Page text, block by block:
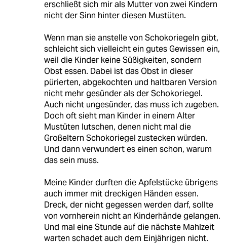
erschließt sich mir als Mutter von zwei Kindern
nicht der Sinn hinter diesen Mustüten.
Wenn man sie anstelle von Schokoriegeln gibt,
schleicht sich vielleicht ein gutes Gewissen ein,
weil die Kinder keine Süßigkeiten, sondern
Obst essen. Dabei ist das Obst in dieser
pürierten, abgekochten und haltbaren Version
nicht mehr gesünder als der Schokoriegel.
Auch nicht ungesünder, das muss ich zugeben.
Doch oft sieht man Kinder in einem Alter
Mustüten lutschen, denen nicht mal die
Großeltern Schokoriegel zustecken würden.
Und dann verwundert es einen schon, warum
das sein muss.
Meine Kinder durften die Apfelstücke übrigens
auch immer mit dreckigen Händen essen.
Dreck, der nicht gegessen werden darf, sollte
von vornherein nicht an Kinderhände gelangen.
Und mal eine Stunde auf die nächste Mahlzeit
warten schadet auch dem Einjährigen nicht.